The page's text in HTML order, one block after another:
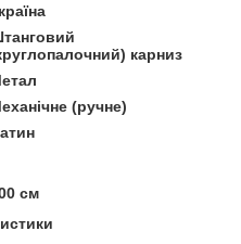
карниз
(ручне)
см